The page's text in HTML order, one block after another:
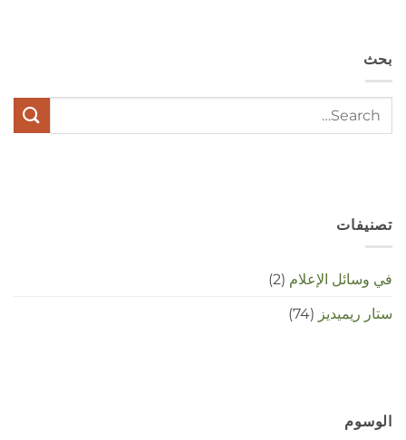
in
بحث
تصنيفات
في وسائل الإعلام (2)
ستار ريميديز (74)
الوسوم